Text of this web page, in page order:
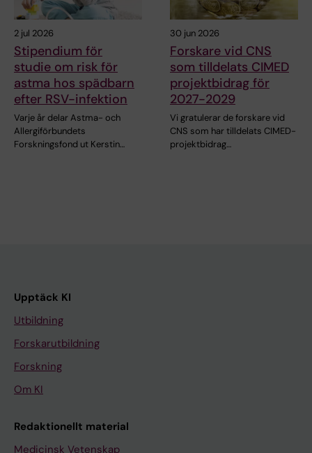
2 jul 2026
Stipendium för
studie om risk för
astma hos spädbarn
efter RSV-infektion
Varje år delar Astma- och
Allergiförbundets
Forskningsfond ut Kerstin…
30 jun 2026
Forskare vid CNS
som tilldelats CIMED
projektbidrag för
2027-2029
Vi gratulerar de forskare vid
CNS som har tilldelats CIMED-
projektbidrag…
Upptäck KI
Utbildning
Forskarutbildning
Forskning
Om KI
Redaktionellt material
Medicinsk Vetenskap